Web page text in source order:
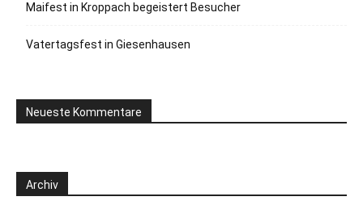
Maifest in Kroppach begeistert Besucher
Vatertagsfest in Giesenhausen
Neueste Kommentare
Archiv